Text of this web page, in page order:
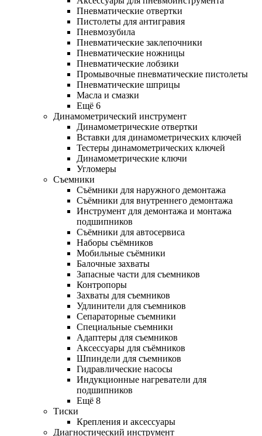
Пневматические отвертки
Пистолеты для антигравия
Пневмозубила
Пневматические заклепочники
Пневматические ножницы
Пневматические лобзики
Промывочные пневматические пистолеты
Пневматические шприцы
Масла и смазки
Ещё 6
Динамометрический инструмент
Динамометрические отвертки
Вставки для динамометрических ключей
Тестеры динамометрических ключей
Динамометрические ключи
Угломеры
Съемники
Съёмники для наружного демонтажа
Съёмники для внутреннего демонтажа
Инструмент для демонтажа и монтажа
подшипников
Съёмники для автосервиса
Наборы съёмников
Мобильные съёмники
Балочные захваты
Запасные части для съемников
Контропоры
Захваты для съемников
Удлинители для съемников
Сепараторные съемники
Специальные съемники
Адаптеры для съемников
Аксессуары для съёмников
Шпиндели для съемников
Гидравлические насосы
Индукционные нагреватели для
подшипников
Ещё 8
Тиски
Крепления и аксессуары
Диагностический инструмент